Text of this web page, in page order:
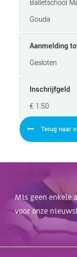
Balletschool
Gouda
Aanmelding
Gesloten
Inschrijfgeld
€ 1.50
Terug naar
Mis geen
voor onze